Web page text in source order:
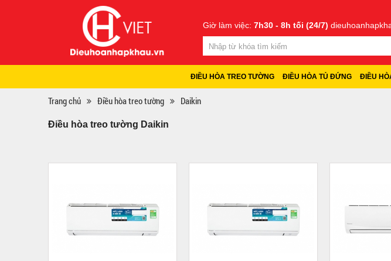
Giờ làm việc: 7h30 - 8h tối (24/7)
ĐIỀU HÒA TREO TƯỜNG ĐIỀU HÒA TỦ ĐỨNG ĐIỀU
Trang chủ Điều hòa treo tường Daikin
Điều hòa treo tường Daikin